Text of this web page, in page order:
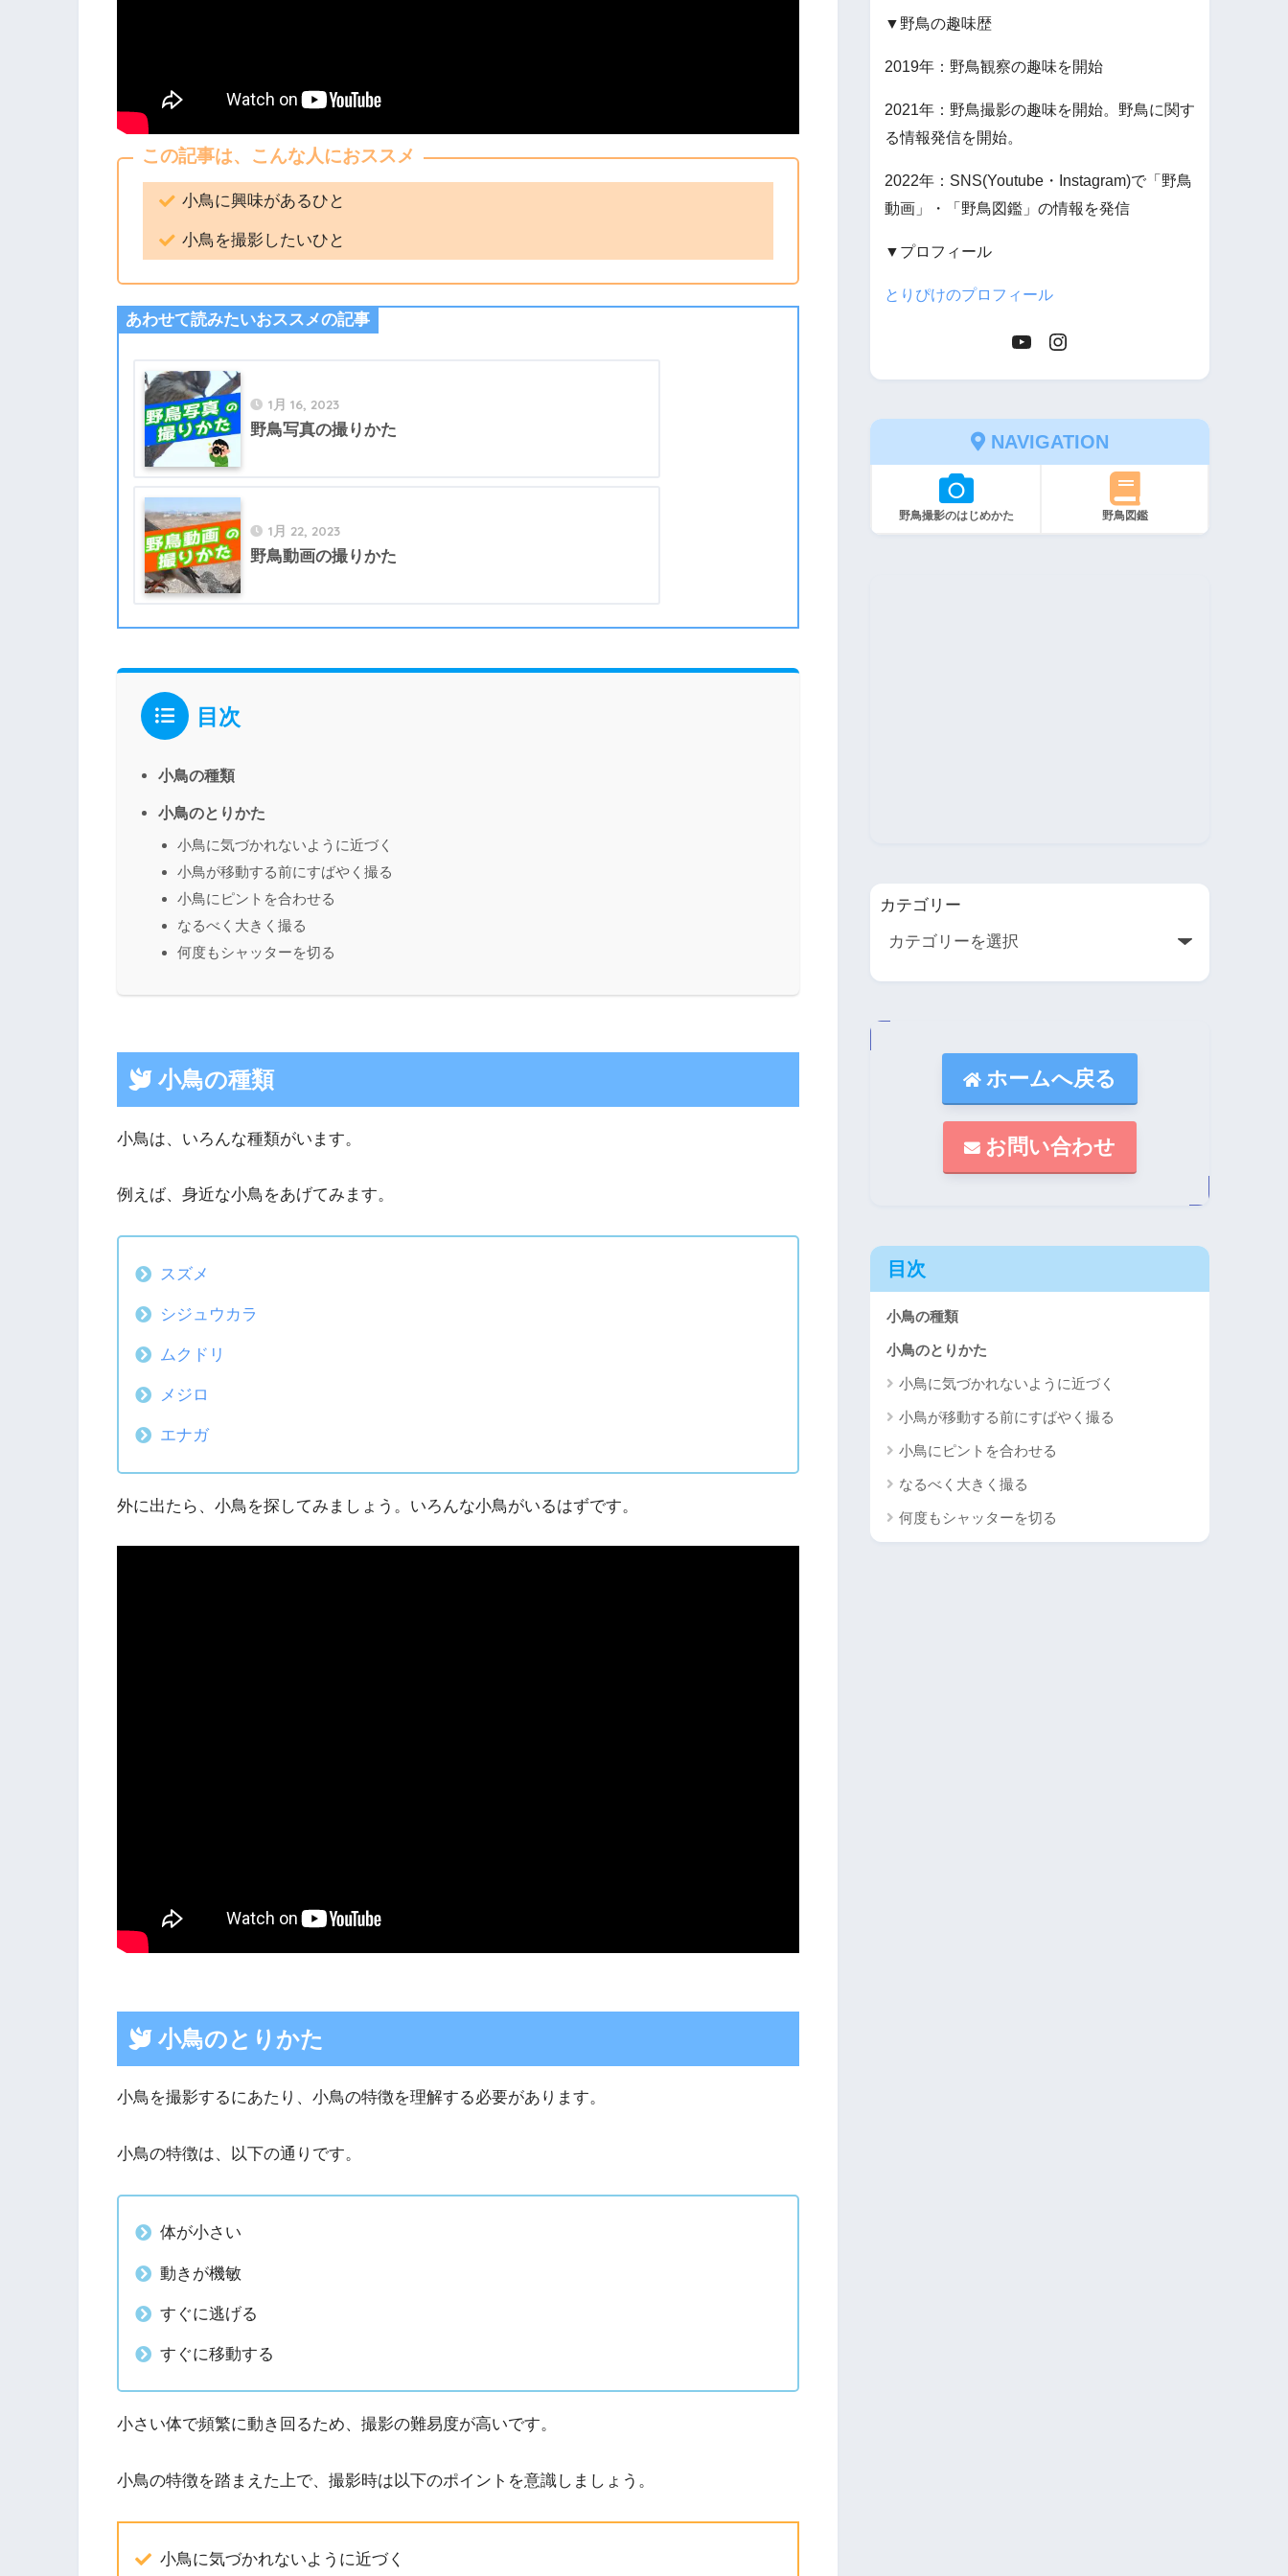
この記事は、こんな人におススメ
小鳥に興味があるひと
小鳥を撮影したいひと
あわせて読みたいおススメの記事
1月 16, 2023
野鳥写真の撮りかた
1月 22, 2023
野鳥動画の撮りかた
目次
小鳥の種類
小鳥のとりかた
小鳥に気づかれないように近づく
小鳥が移動する前にすばやく撮る
小鳥にピントを合わせる
なるべく大きく撮る
何度もシャッターを切る
小鳥の種類
小鳥は、いろんな種類がいます。
例えば、身近な小鳥をあげてみます。
スズメ
シジュウカラ
ムクドリ
メジロ
エナガ
外に出たら、小鳥を探してみましょう。いろんな小鳥がいるはずです。
小鳥のとりかた
小鳥を撮影するにあたり、小鳥の特徴を理解する必要があります。
小鳥の特徴は、以下の通りです。
体が小さい
動きが機敏
すぐに逃げる
すぐに移動する
小さい体で頻繁に動き回るため、撮影の難易度が高いです。
小鳥の特徴を踏まえた上で、撮影時は以下のポイントを意識しましょう。
小鳥に気づかれないように近づく
▼野鳥の趣味歴
2019年：野鳥観察の趣味を開始
2021年：野鳥撮影の趣味を開始。野鳥に関す
る情報発信を開始。
2022年：SNS(Youtube・Instagram)で「野鳥
動画」・「野鳥図鑑」の情報を発信
▼プロフィール
とりぴけのプロフィール
NAVIGATION
野鳥撮影のはじめかた 野鳥図鑑
カテゴリー
ホームへ戻る
お問い合わせ
目次
小鳥の種類
小鳥のとりかた
小鳥に気づかれないように近づく
小鳥が移動する前にすばやく撮る
小鳥にピントを合わせる
なるべく大きく撮る
何度もシャッターを切る